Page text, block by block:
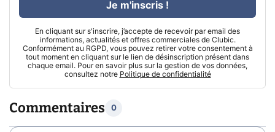
En cliquant sur s'inscrire, j’accepte de recevoir par email des
informations, actualités et offres commerciales de Clubic.
Conformément au RGPD, vous pouvez retirer votre consentement à
tout moment en cliquant sur le lien de désinscription présent dans
chaque email. Pour en savoir plus sur la gestion de vos données,
consultez notre Politique de confidentialité
Je m'inscris !
Commentaires 0